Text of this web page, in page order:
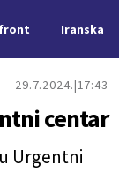
Iranska
29.7.2024. 17:43
centar
Urgentni